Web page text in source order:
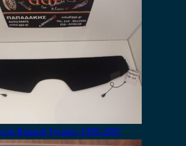
Renault Twingo 1998-2007